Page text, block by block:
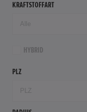
KRAFTSTOFFART
HYBRID
PLZ